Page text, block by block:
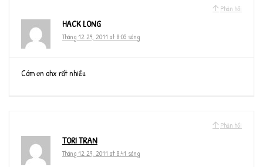
Phản hồi
HACK LONG
Tháng 12 29, 2011 at 8:05 sáng
Cám ơn ahx rất nhiều
Phản hồi
TORI TRAN
Tháng 12 29, 2011 at 8:41 sáng